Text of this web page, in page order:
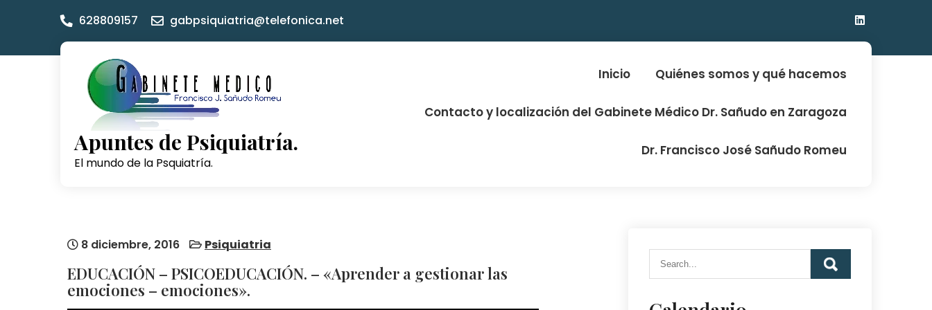
628809157 gabpsiquiatria@telefonica.net
Apuntes de Psiquiatría.
El mundo de la Psquiatría.
Inicio Quiénes somos y qué hacemos
Contacto y localización del Gabinete Médico Dr. Sañudo en Zaragoza
Dr. Francisco José Sañudo Romeu
8 diciembre, 2016 Psiquiatria
EDUCACIÓN – PSICOEDUCACIÓN. – «Aprender a gestionar las
emociones – emociones».